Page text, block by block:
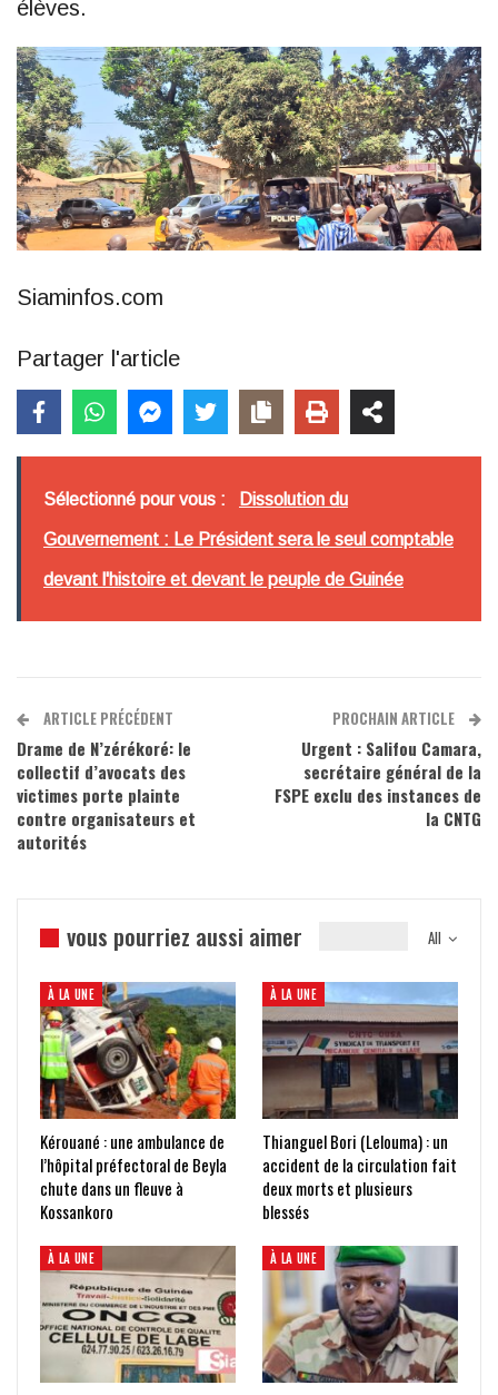
élèves.
Siaminfos.com
Partager l'article
Sélectionné pour vous : Dissolution du
Gouvernement : Le Président sera le seul comptable
devant l'histoire et devant le peuple de Guinée
ARTICLE PRÉCÉDENT
Drame de N’zérékoré: le
collectif d’avocats des
victimes porte plainte
contre organisateurs et
autorités
PROCHAIN ARTICLE
Urgent : Salifou Camara,
secrétaire général de la
FSPE exclu des instances de
la CNTG
All
vous pourriez aussi aimer
À LA UNE
Kérouané : une ambulance de
l’hôpital préfectoral de Beyla
chute dans un fleuve à
Kossankoro
À LA UNE
Thianguel Bori (Lelouma) : un
accident de la circulation fait
deux morts et plusieurs
blessés
À LA UNE À LA UNE